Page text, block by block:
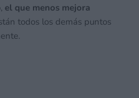
el que menos mejora
todos los demás puntos